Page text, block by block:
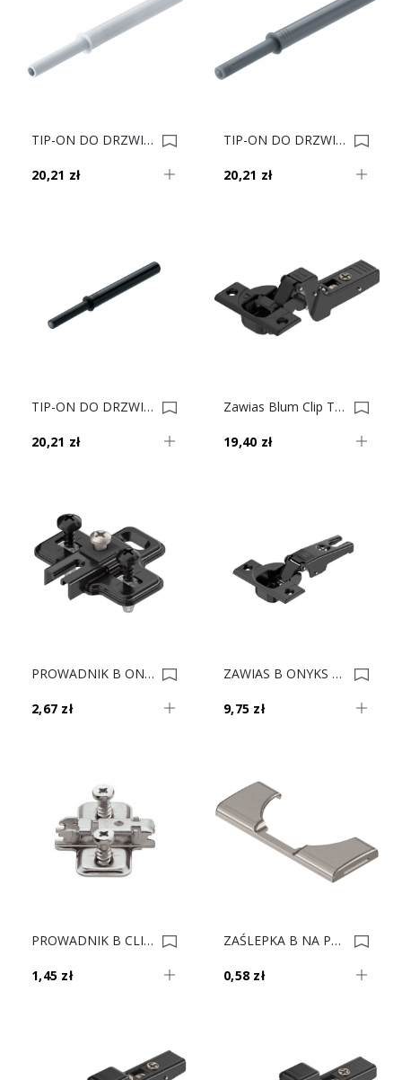
TIP-ON DO DRZWI DŁ+odbojnik. Mocny Biały 956A1006F 0033580
20,21 zł
TIP-ON DO DRZWI DŁ+odbojnik. Mocny Szary 956A1006F 0033579
20,21 zł
TIP-ON DO DRZWI DŁ+odbojnik. Mocny Czarny 956A1006F 0033576
20,21 zł
Zawias Blum Clip Top Blumotion 95' 71B9750 Do Drzwi Profilowanych, Wpuszczanych ONYX 0033567
19,40 zł
PROWADNIK B ONYKS MODUL 194K6100 EXP LODÓWKA 0033500
2,67 zł
ZAWIAS B ONYKS DO LODÓWKI 91K9550.21 0033499
9,75 zł
PROWADNIK B CLIP 173L8100.21 H-0 EURO DB 0033453
1,45 zł
ZAŚLEPKA B NA PUSZKE ZAWIASU 155' 70T7504 0022684
0,58 zł